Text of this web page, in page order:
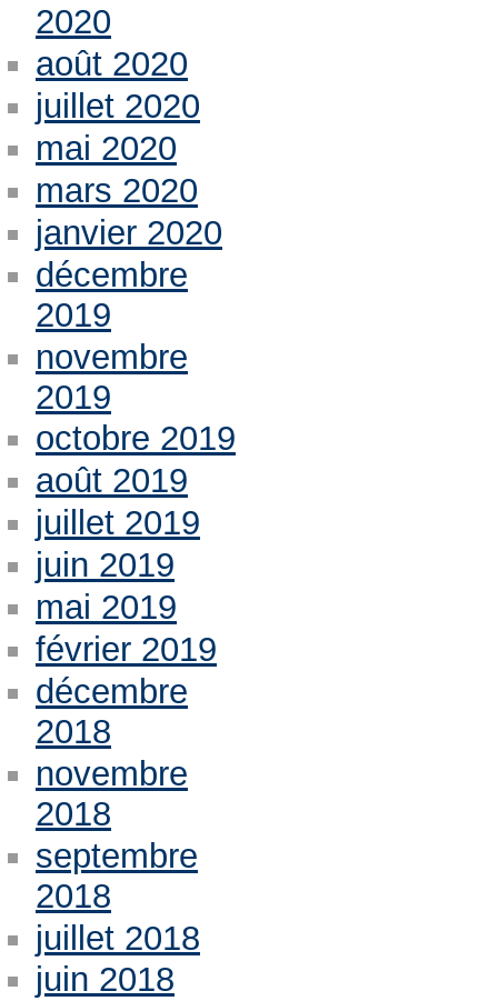
2020
août 2020
juillet 2020
mai 2020
mars 2020
janvier 2020
décembre
2019
novembre
2019
octobre 2019
août 2019
juillet 2019
juin 2019
mai 2019
février 2019
décembre
2018
novembre
2018
septembre
2018
juillet 2018
juin 2018